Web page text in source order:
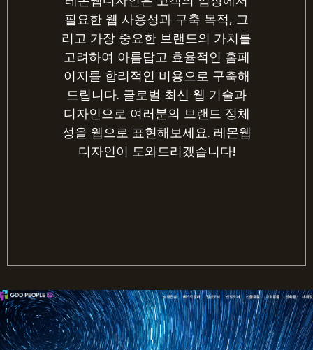
필요한 웹 사용성과 구축 목적, 그
리고 가장 중요한 브랜드의 가치를
고려하여 아름답고 효율적인 홈페
이지를 합리적인 비용으로 구축해
드립니다. 글로벌 최신 웹 기술과
디자인으로 여러분의 브랜드 정체
성을 웹으로 표현해보세요. 레몬웹
디자인이 도와드리겠습니다!